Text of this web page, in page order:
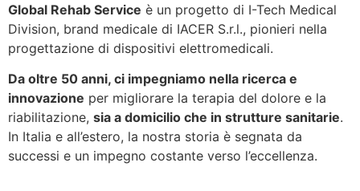
Global Rehab Service è un progetto di I-Tech Medical
Division, brand medicale di IACER S.r.l., pionieri nella
progettazione di dispositivi elettromedicali.
Da oltre 50 anni, ci impegniamo nella ricerca e
innovazione per migliorare la terapia del dolore e la
riabilitazione, sia a domicilio che in strutture sanitarie.
In Italia e all’estero, la nostra storia è segnata da
successi e un impegno costante verso l’eccellenza.